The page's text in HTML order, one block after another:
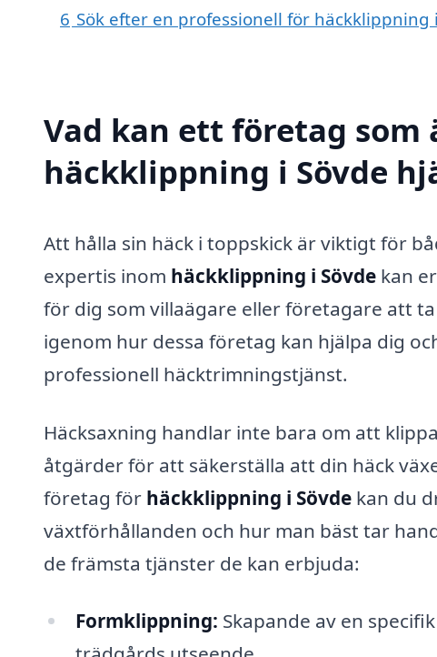
6 Sök efter en professionell för
Vad kan ett företag som
häckklippning i Sövde
Att hålla sin häck i toppskick är viktigt för
expertis inom häckklippning i Sövde kan
för dig som villaägare eller företagare att
igenom hur dessa företag kan hjälpa dig
professionell häcktrimningstjänst.
Häcksaxning handlar inte bara om att
åtgärder för att säkerställa att din häck
företag för häckklippning i Sövde kan du
växtförhållanden och hur man bäst tar
de främsta tjänster de kan erbjuda:
Formklippning: Skapande av en